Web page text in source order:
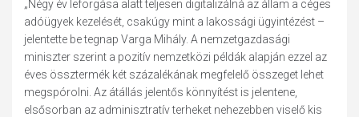
„Négy év leforgása alatt teljesen digitalizálná az állam a céges
adóügyek kezelését, csakúgy mint a lakossági ügyintézést –
jelentette be tegnap Varga Mihály. A nemzetgazdasági
miniszter szerint a pozitív nemzetközi példák alapján ezzel az
éves össztermék két százalékának megfelelő összeget lehet
megspórolni. Az átállás jelentős könnyítést is jelentene,
elsősorban az adminisztratív terheket nehezebben viselő kis